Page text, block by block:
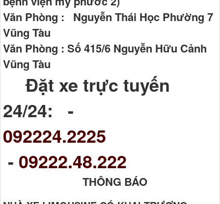
Văn Phòng : Nguyễn Thái Học Phường 7
Vũng Tàu
Văn Phòng : Số 415/6 Nguyễn Hữu Cảnh
Vũng Tàu
Đặt xe trực tuyến
24/24: -
092224.2225
- 09222.48.222
THÔNG BÁO